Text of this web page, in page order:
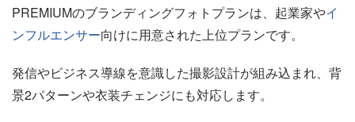
PREMIUMのブランディングフォトプランは、起業家やイ
ンフルエンサー向けに用意された上位プランです。
発信やビジネス導線を意識した撮影設計が組み込まれ、背
景2パターンや衣装チェンジにも対応します。